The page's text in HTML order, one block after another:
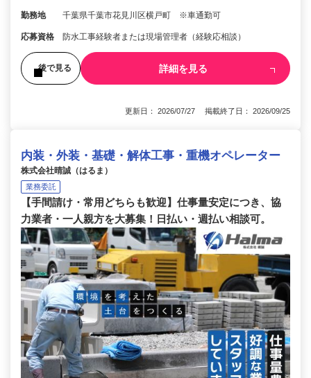
勤務地 千葉県千葉市花見川区横戸町 ※車通勤可
応募資格 防水工事経験者または現場管理者（経験応相談）
後で見る 詳細を見る
更新日： 2026/07/27 掲載終了日： 2026/09/25
内装・外装・基礎・解体工事・重機オペレーター
株式会社晴誠（はるま）
業務委託
【手間請け・常用どちらも歓迎】仕事量安定につき、協
力業者・一人親方を大募集！日払い・週払い相談可。